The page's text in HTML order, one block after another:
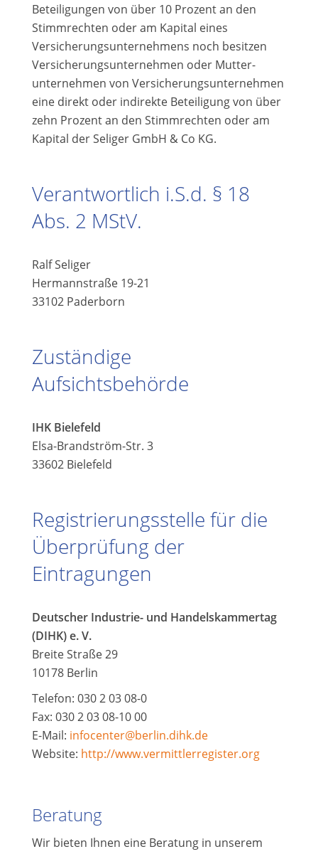
Beteiligungen von über 10 Prozent an den
Stimmrechten oder am Kapital eines
Versicherungsunternehmens noch besitzen
Versicherungsunternehmen oder Mutter­
unternehmen von Versicherungsunternehmen
eine direkt oder indirekte Beteiligung von über
zehn Prozent an den Stimmrechten oder am
Kapital der Seliger GmbH & Co KG.
Verantwortlich i.S.d. § 18
Abs. 2 MStV.
Ralf Seliger
Hermannstraße 19-21
33102 Paderborn
Zuständige
Aufsichtsbehörde
IHK Bielefeld
Elsa-Brandström-Str. 3
33602 Bielefeld
Registrierungsstelle für die
Überprüfung der
Eintragungen
Deutscher Industrie- und Handelskammertag
(DIHK) e. V.
Breite Straße 29
10178 Berlin
Telefon: 030 2 03 08-0
Fax: 030 2 03 08-10 00
E-Mail: infocenter@berlin.dihk.de
Website: http://www.vermittlerregister.org
Beratung
Wir bieten Ihnen eine Beratung in unserem